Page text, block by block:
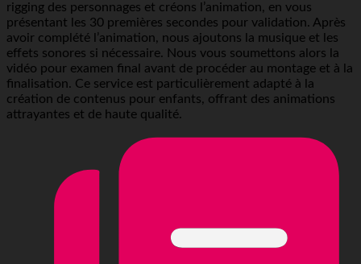
rigging des personnages et créons l’animation, en vous
présentant les 30 premières secondes pour validation. Après
avoir complété l’animation, nous ajoutons la musique et les
effets sonores si nécessaire. Nous vous soumettons alors la
vidéo pour examen final avant de procéder au montage et à la
finalisation. Ce service est particulièrement adapté à la
création de contenus pour enfants, offrant des animations
attrayantes et de haute qualité.